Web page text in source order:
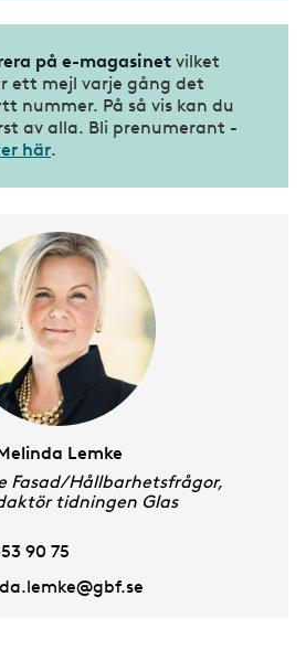
på e-magasinet vilket
ett mejl varje gång det
nummer. På så vis kan du
av alla. Bli prenumerant -
här.
Lemke
Fasad/Hållbarhetsfrågor,
tidningen Glas
90 75